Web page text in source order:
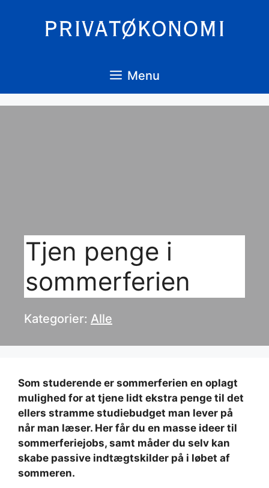
Menu
Tjen penge i
sommerferien
Kategorier: Alle
Som studerende er sommerferien en oplagt
mulighed for at tjene lidt ekstra penge til det
ellers stramme studiebudget man lever på
når man læser. Her får du en masse ideer til
sommerferiejobs, samt måder du selv kan
skabe passive indtægtskilder på i løbet af
sommeren.